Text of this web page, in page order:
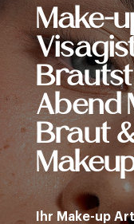
Make-
Abend
Braut
Ihr Make-up